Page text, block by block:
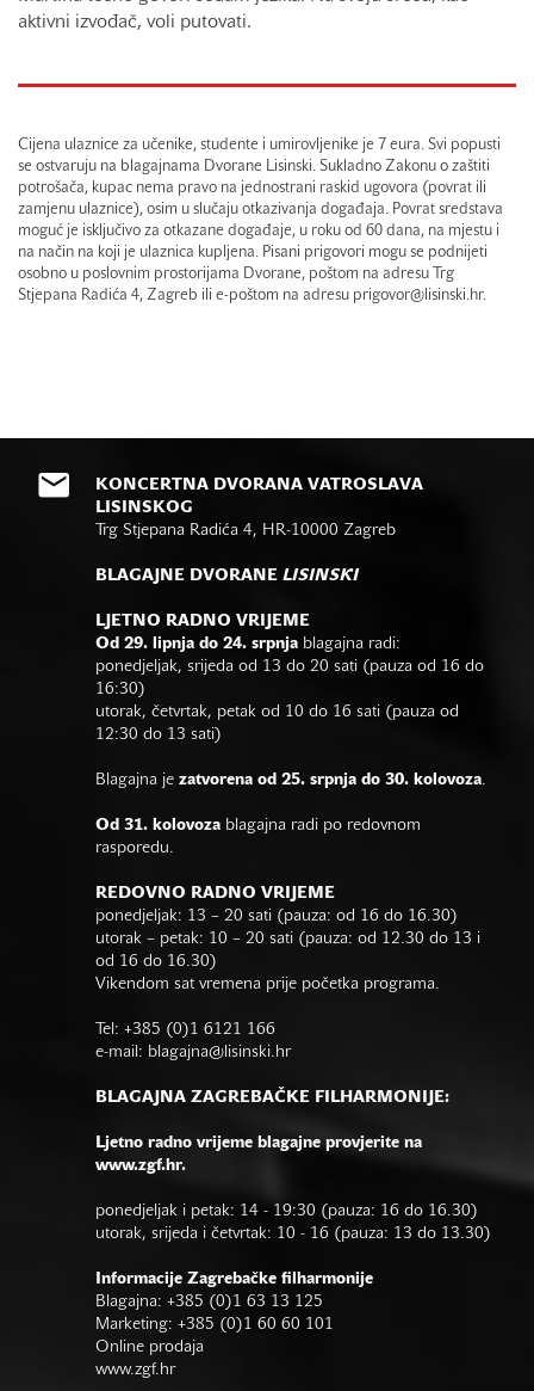
aktivni izvođač, voli putovati.
Cijena ulaznice za učenike, studente i umirovljenike je 7 eura. Svi popusti
se ostvaruju na blagajnama Dvorane Lisinski. Sukladno Zakonu o zaštiti
potrošača, kupac nema pravo na jednostrani raskid ugovora (povrat ili
zamjenu ulaznice), osim u slučaju otkazivanja događaja. Povrat sredstava
moguć je isključivo za otkazane događaje, u roku od 60 dana, na mjestu i
na način na koji je ulaznica kupljena. Pisani prigovori mogu se podnijeti
osobno u poslovnim prostorijama Dvorane, poštom na adresu Trg
Stjepana Radića 4, Zagreb ili e-poštom na adresu prigovor@lisinski.hr.
KONCERTNA DVORANA VATROSLAVA
LISINSKOG
Trg Stjepana Radića 4, HR-10000 Zagreb
BLAGAJNE DVORANE LISINSKI
LJETNO RADNO VRIJEME
Od 29. lipnja do 24. srpnja blagajna radi:
ponedjeljak, srijeda od 13 do 20 sati (pauza od 16 do
16:30)
utorak, četvrtak, petak od 10 do 16 sati (pauza od
12:30 do 13 sati)
Blagajna je zatvorena od 25. srpnja do 30. kolovoza.
Od 31. kolovoza blagajna radi po redovnom
rasporedu.
REDOVNO RADNO VRIJEME
ponedjeljak: 13 – 20 sati (pauza: od 16 do 16.30)
utorak – petak: 10 – 20 sati (pauza: od 12.30 do 13 i
od 16 do 16.30)
Vikendom sat vremena prije početka programa.
Tel: +385 (0)1 6121 166
e-mail: blagajna@lisinski.hr
BLAGAJNA ZAGREBAČKE FILHARMONIJE:
Ljetno radno vrijeme blagajne provjerite na
www.zgf.hr.
ponedjeljak i petak: 14 - 19:30 (pauza: 16 do 16.30)
utorak, srijeda i četvrtak: 10 - 16 (pauza: 13 do 13.30)
Informacije Zagrebačke filharmonije
Blagajna: +385 (0)1 63 13 125
Marketing: +385 (0)1 60 60 101
Online prodaja
www.zgf.hr